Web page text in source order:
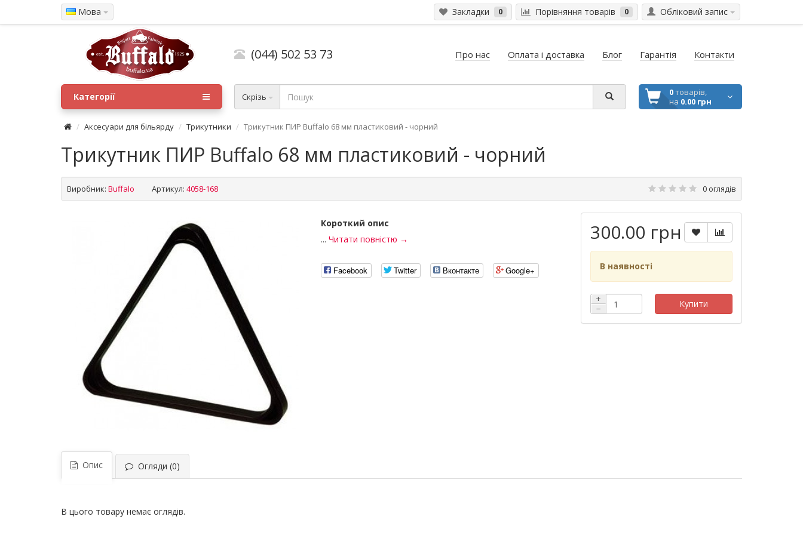
Мова Обліковий запис
Закладки 0 Порівняння товарів 0
(044) 502 53 73 Про нас Оплата і доставка Блог Гарантія Контакти
Скрізь 0товарів,
на 0.00 грн
Категорії
Аксесуари для більярду Трикутники Трикутник ПИР Buffalo 68 мм пластиковий - чорний
Трикутник ПИР Buffalo 68 мм пластиковий - чорний
Виробник: Buffalo Артикул: 4058-168 0 оглядів
Короткий опис
... Читати повністю →
Facebook Twitter Вконтакте Google+
300.00 грн
В наявності
+
−
Купити
Опис Огляди (0)
В цього товару немає оглядів.